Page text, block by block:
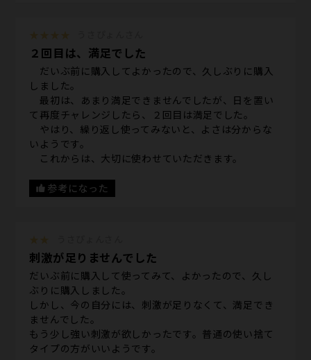
２回目は、満足でした
だいぶ前に購入してよかったので、久しぶりに購入
しました。
最初は、あまり満足できませんでしたが、日を置い
て再度チャレンジしたら、２回目は満足でした。
やはり、繰り返し使ってみないと、よさは分からな
いようです。
これからは、大切に使わせていただきます。
参考になった
刺激が足りませんでした
だいぶ前に購入して使ってみて、よかったので、久し
ぶりに購入しました。
しかし、今の自分には、刺激が足りなくて、満足でき
ませんでした。
もう少し強い刺激が欲しかったです。普通の使い捨て
タイプの方がいいようです。